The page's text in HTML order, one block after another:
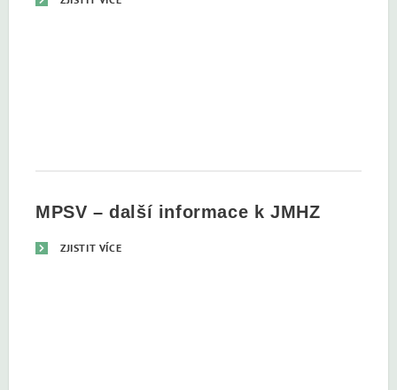
MPSV – další informace k JMHZ
ZJISTIT VÍCE